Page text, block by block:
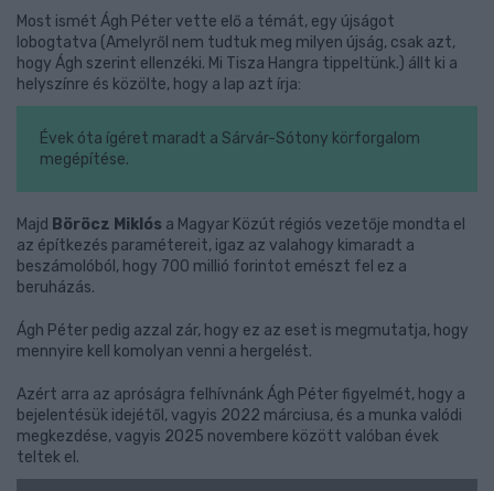
Most ismét Ágh Péter vette elő a témát, egy újságot
lobogtatva (Amelyről nem tudtuk meg milyen újság, csak azt,
hogy Ágh szerint ellenzéki. Mi Tisza Hangra tippeltünk.) állt ki a
helyszínre és közölte, hogy a lap azt írja:
Évek óta ígéret maradt a Sárvár-Sótony körforgalom
megépítése.
Majd Böröcz Miklós a Magyar Közút régiós vezetője mondta el
az építkezés paramétereit, igaz az valahogy kimaradt a
beszámolóból, hogy 700 millió forintot emészt fel ez a
beruházás.
Ágh Péter pedig azzal zár, hogy ez az eset is megmutatja, hogy
mennyire kell komolyan venni a hergelést.
Azért arra az apróságra felhívnánk Ágh Péter figyelmét, hogy a
bejelentésük idejétől, vagyis 2022 márciusa, és a munka valódi
megkezdése, vagyis 2025 novembere között valóban évek
teltek el.